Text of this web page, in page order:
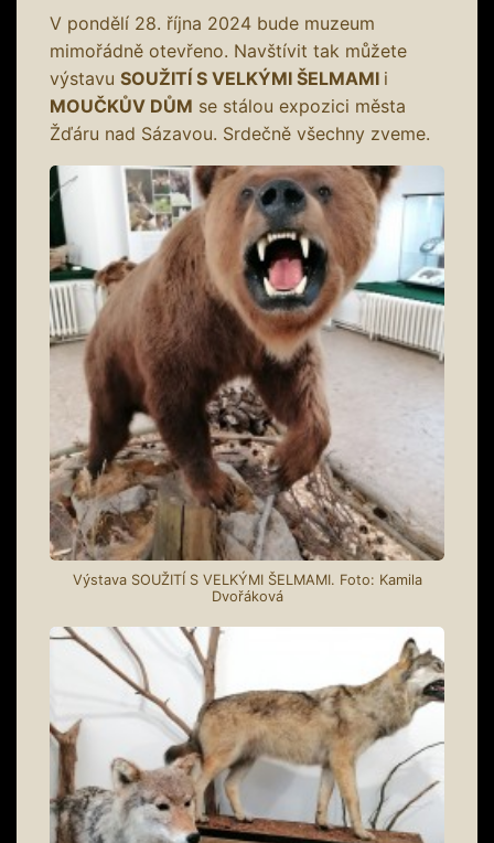
V pondělí 28. října 2024 bude muzeum
mimořádně otevřeno. Navštívit tak můžete
výstavu SOUŽITÍ S VELKÝMI ŠELMAMI i
MOUČKŮV DŮM se stálou expozici města
Žďáru nad Sázavou. Srdečně všechny zveme.
Výstava SOUŽITÍ S VELKÝMI ŠELMAMI. Foto: Kamila
Dvořáková